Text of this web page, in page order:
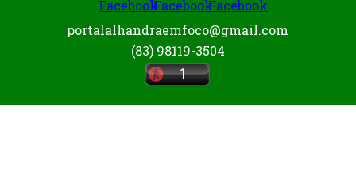
portalalhandraemfoco@gmail.com
(83) 98119-3504